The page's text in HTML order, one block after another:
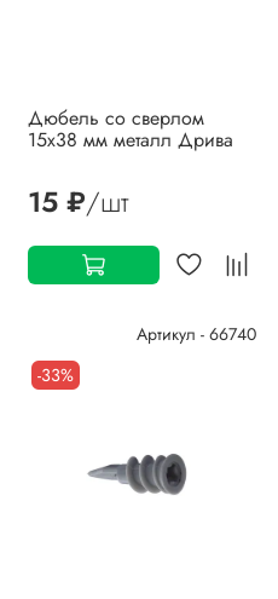
Дюбель со сверлом
15х38 мм металл Дрива
15 ₽/шт
Артикул - 66740
-33%